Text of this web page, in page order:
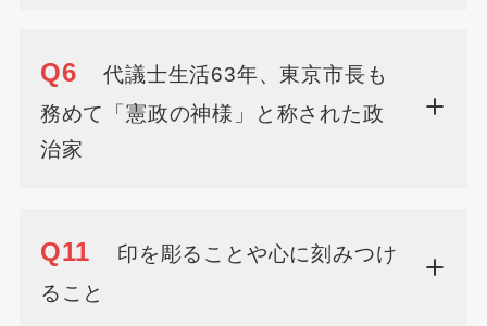
Q6
代議士生活63年、東京市長も
務めて「憲政の神様」と称された政
治家
Q11
印を彫ることや心に刻みつけ
ること